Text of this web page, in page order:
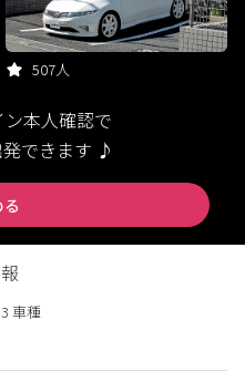
507人
本人確認で
できます ♪
車種